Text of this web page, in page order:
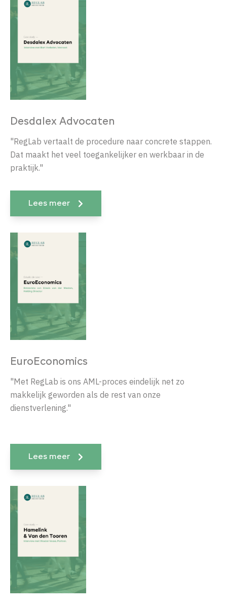
Desdalex Advocaten
"RegLab vertaalt de procedure naar concrete stappen.
Dat maakt het veel toegankelijker en werkbaar in de
praktijk."
Lees meer
EuroEconomics
"Met RegLab is ons AML-proces eindelijk net zo
makkelijk geworden als de rest van onze
dienstverlening."
Lees meer